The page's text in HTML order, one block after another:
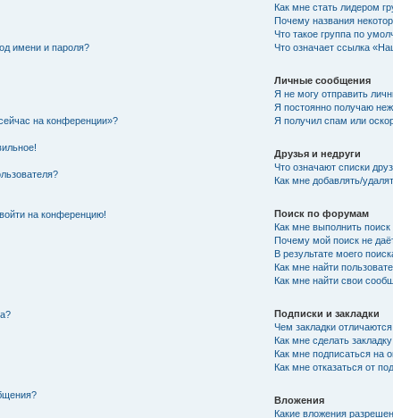
имени и пароля?
на конференции»?
на конференцию!
Как мне стать лидером
Почему названия
Что такое группа по
Что означает ссылка
Личные сообщения
Я не могу отправить
Я постоянно получаю
Я получил спам или
Друзья и недруги
Что означают списки
Как мне добавлять/
Поиск по форумам
Как мне выполнить
Почему мой поиск не
В результате моего
Как мне найти
Как мне найти свои
Подписки и закладки
Чем закладки
Как мне сделать
Как мне подписаться на
Как мне отказаться от
Вложения
Какие вложения